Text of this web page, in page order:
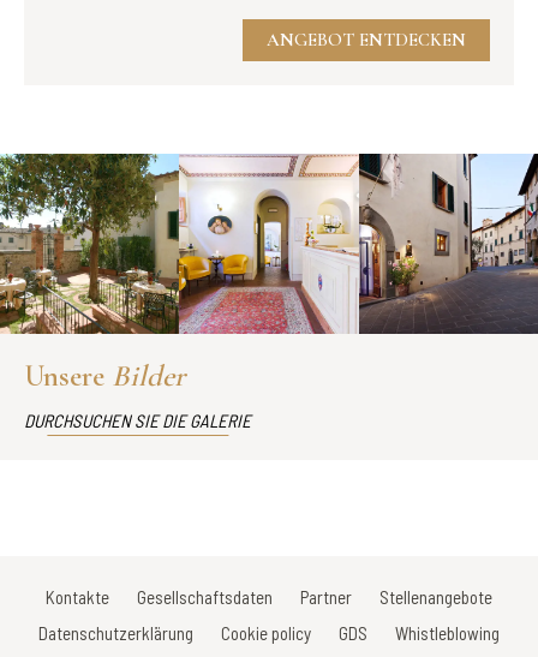
ANGEBOT ENTDECKEN
Unsere Bilder
DURCHSUCHEN SIE DIE GALERIE
Kontakte Gesellschaftsdaten Partner
Stellenangebote
Datenschutzerklärung
Cookie policy GDS
Whistleblowing